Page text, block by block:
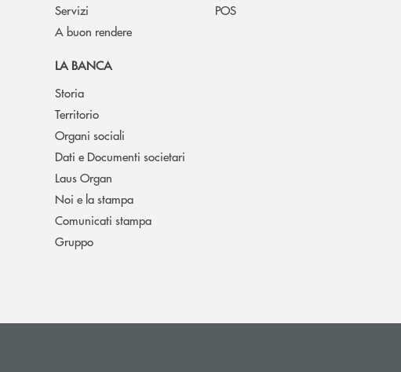
Servizi
A buon rendere
POS
LA BANCA
Storia
Territorio
Organi sociali
Dati e Documenti societari
Laus Organ
Noi e la stampa
Comunicati stampa
Gruppo